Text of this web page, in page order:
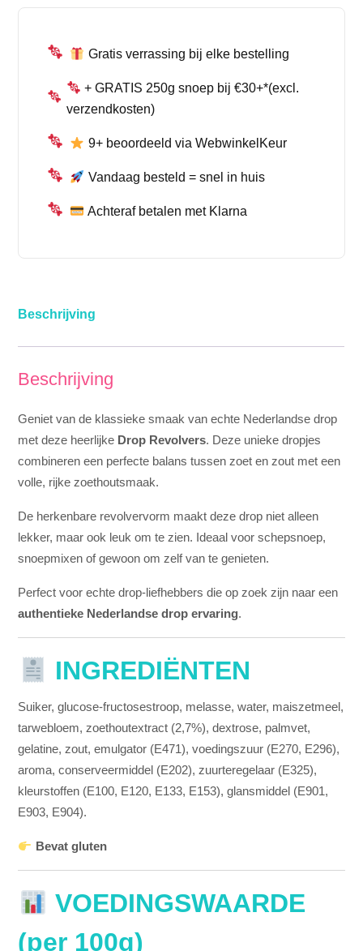
Gratis verrassing bij elke bestelling
+ GRATIS 250g snoep bij €30+*(excl.
verzendkosten)
9+ beoordeeld via WebwinkelKeur
Vandaag besteld = snel in huis
Achteraf betalen met Klarna
Beschrijving
Beschrijving
Geniet van de klassieke smaak van echte Nederlandse drop
met deze heerlijke Drop Revolvers. Deze unieke dropjes
combineren een perfecte balans tussen zoet en zout met een
volle, rijke zoethoutsmaak.
De herkenbare revolvervorm maakt deze drop niet alleen
lekker, maar ook leuk om te zien. Ideaal voor schepsnoep,
snoepmixen of gewoon om zelf van te genieten.
Perfect voor echte drop-liefhebbers die op zoek zijn naar een
authentieke Nederlandse drop ervaring.
INGREDIËNTEN
Suiker, glucose-fructosestroop, melasse, water, maiszetmeel,
tarwebloem, zoethoutextract (2,7%), dextrose, palmvet,
gelatine, zout, emulgator (E471), voedingszuur (E270, E296),
aroma, conserveermiddel (E202), zuurteregelaar (E325),
kleurstoffen (E100, E120, E133, E153), glansmiddel (E901,
E903, E904).
Bevat gluten
VOEDINGSWAARDE
(per 100g)